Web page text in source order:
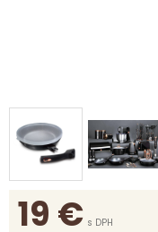
19 € s DPH